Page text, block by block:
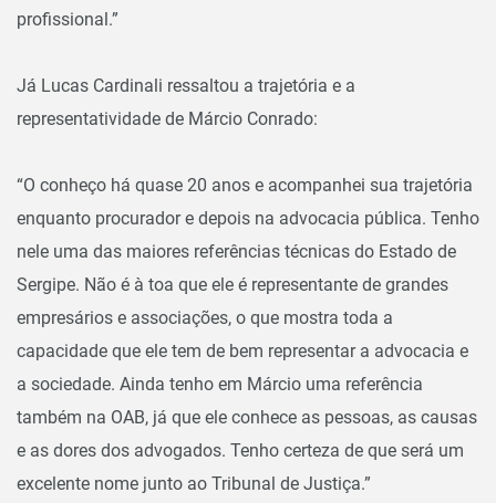
profissional.”
Já Lucas Cardinali ressaltou a trajetória e a
representatividade de Márcio Conrado:
“O conheço há quase 20 anos e acompanhei sua trajetória
enquanto procurador e depois na advocacia pública. Tenho
nele uma das maiores referências técnicas do Estado de
Sergipe. Não é à toa que ele é representante de grandes
empresários e associações, o que mostra toda a
capacidade que ele tem de bem representar a advocacia e
a sociedade. Ainda tenho em Márcio uma referência
também na OAB, já que ele conhece as pessoas, as causas
e as dores dos advogados. Tenho certeza de que será um
excelente nome junto ao Tribunal de Justiça.”